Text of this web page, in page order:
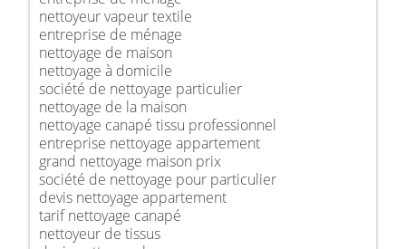
nettoyeur vapeur textile
entreprise de ménage
nettoyage de maison
nettoyage à domicile
société de nettoyage particulier
nettoyage de la maison
nettoyage canapé tissu professionnel
entreprise nettoyage appartement
grand nettoyage maison prix
société de nettoyage pour particulier
devis nettoyage appartement
tarif nettoyage canapé
nettoyeur de tissus